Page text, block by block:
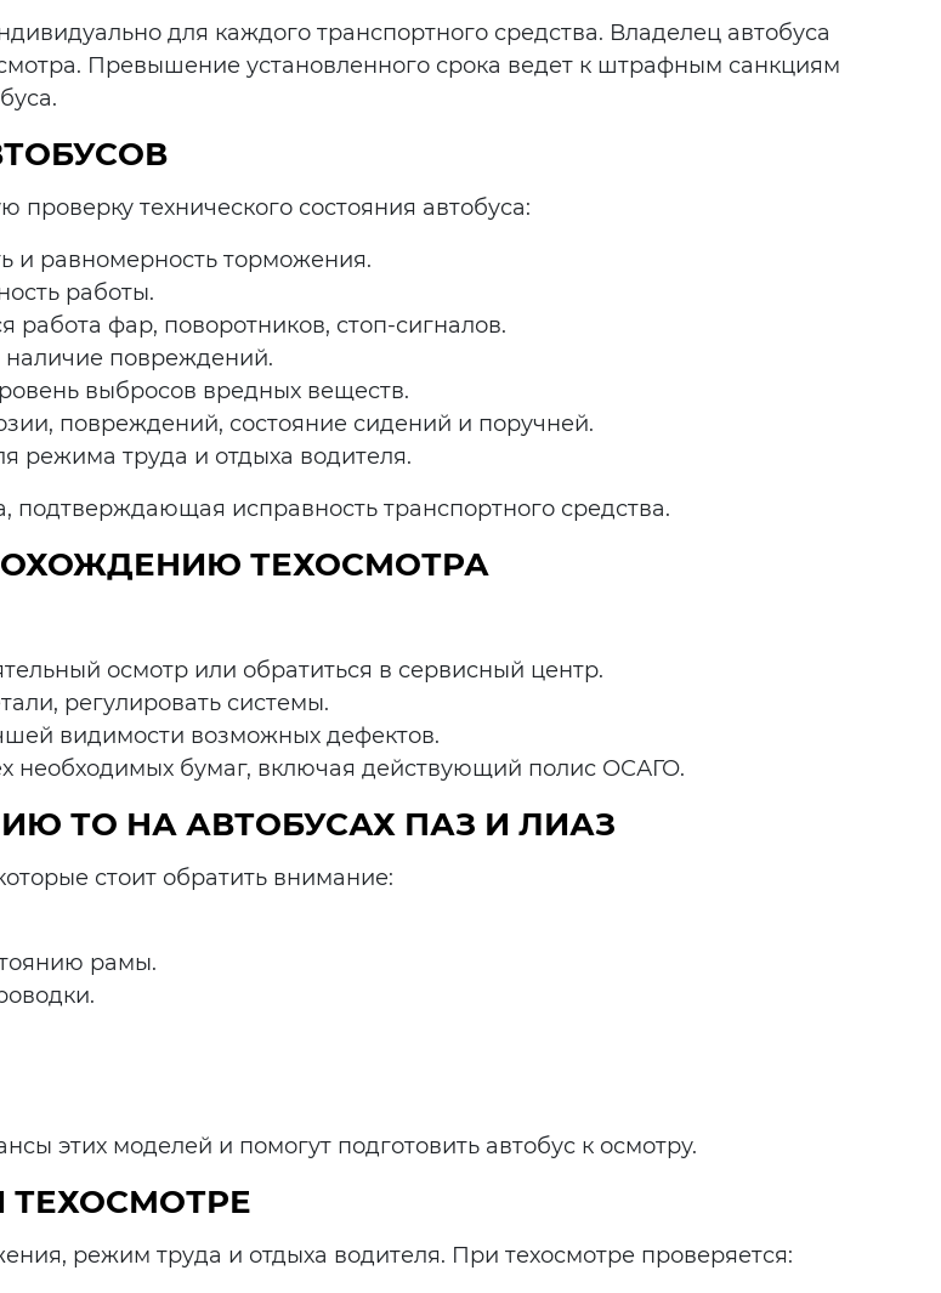
для каждого транспортного средства. Владелец автобуса
Превышение установленного срока ведет к штрафным санкциям
технического состояния автобуса:
и равномерность торможения.
работы.
фар, поворотников, стоп-сигналов.
наличие повреждений.
выбросов вредных веществ.
повреждений, состояние сидений и поручней.
режима труда и отдыха водителя.
подтверждающая исправность транспортного средства.
ТЕХОСМОТРА
осмотр или обратиться в сервисный центр.
регулировать системы.
видимости возможных дефектов.
необходимых бумаг, включая действующий полис ОСАГО.
ТО НА АВТОБУСАХ ПАЗ И ЛИАЗ
стоит обратить внимание:
рамы.
этих моделей и помогут подготовить автобус к осмотру.
ТЕХОСМОТРЕ
режим труда и отдыха водителя. При техосмотре проверяется: